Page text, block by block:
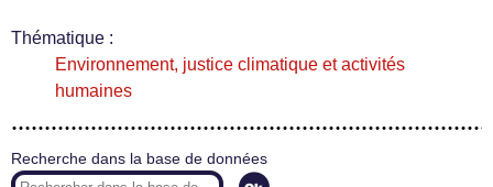
Thématique :
Environnement, justice climatique et activités
humaines
Recherche dans la base de données